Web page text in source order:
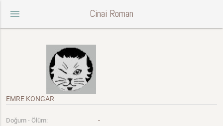
menu Cinai Roman
EMRE KONGAR
Doğum - Ölüm: -